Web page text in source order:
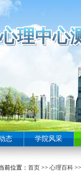
理中心
理中心
理中心
理中心
理中心
理中心
理中心
理中心
理中心
理中心
理中心
理中心
理中心
理中心
理中心
理中心
理中心
理中心
理中心
理中心
理中心
理中心
理中心
理中心
理中心
理中心
理中心
理中心
理中心
理中心
理中心
理中心
理中心
理中心
理中心
理中心
理中心
理中心
理中心
理中心
理中心
理中心
理中心
理中心
理中心
态 学院风采
前位置： 首页 >> 心理百科